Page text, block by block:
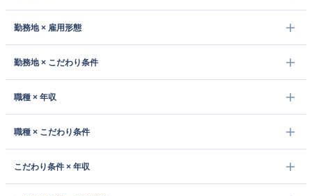
勤務地 × 雇用形態
勤務地 × こだわり条件
職種 × 年収
職種 × こだわり条件
こだわり条件 × 年収